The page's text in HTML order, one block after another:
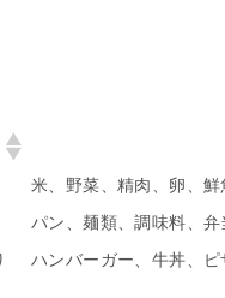
米、野菜、精肉、卵、鮮
パン、麺類、調味料、
ハンバーガー、牛丼、